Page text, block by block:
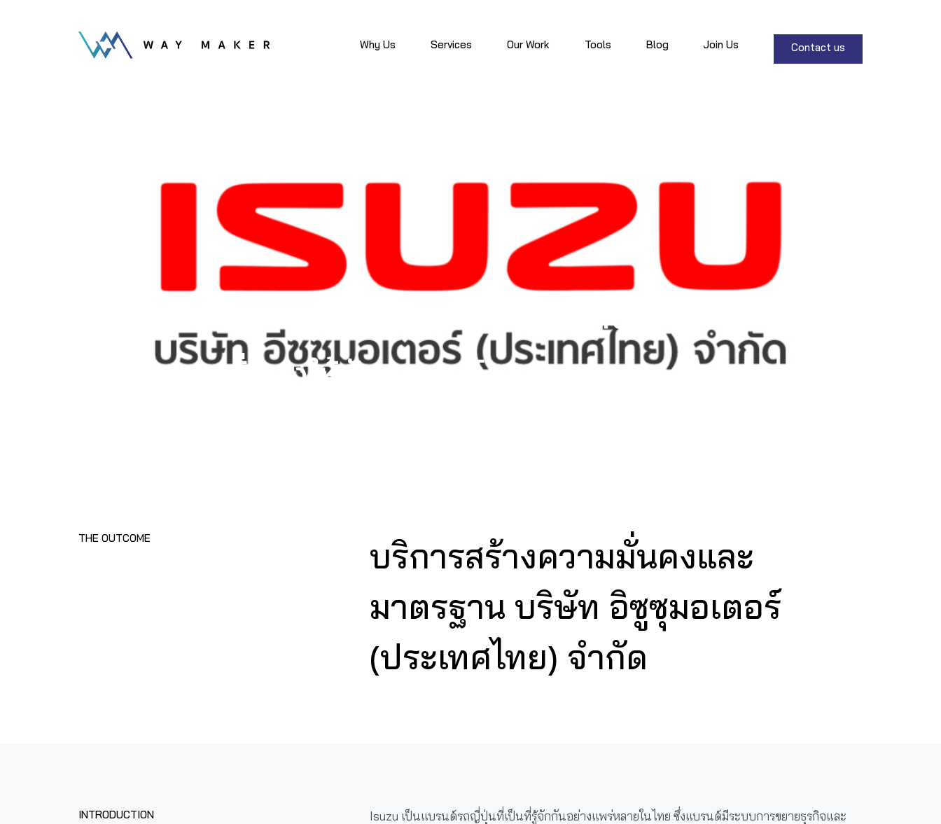
Why Us Services Our Work Tools Blog Join Us Contact us
"Isuzu" ทีม Waymaker ให้คำปรึกษาช่วย
สร้างความมั่นคงให้กับแบรนด์
THE OUTCOME
บริการสร้างความมั่นคงและ
มาตรฐาน บริษัท อิซูซุมอเตอร์
(ประเทศไทย) จำกัด
INTRODUCTION
Isuzu เป็นแบรนด์รถญี่ปุ่นที่เป็นที่รู้จักกันอย่างแพร่หลายในไทย ซึ่งแบรนด์มีระบบการขยายธุรกิจและ